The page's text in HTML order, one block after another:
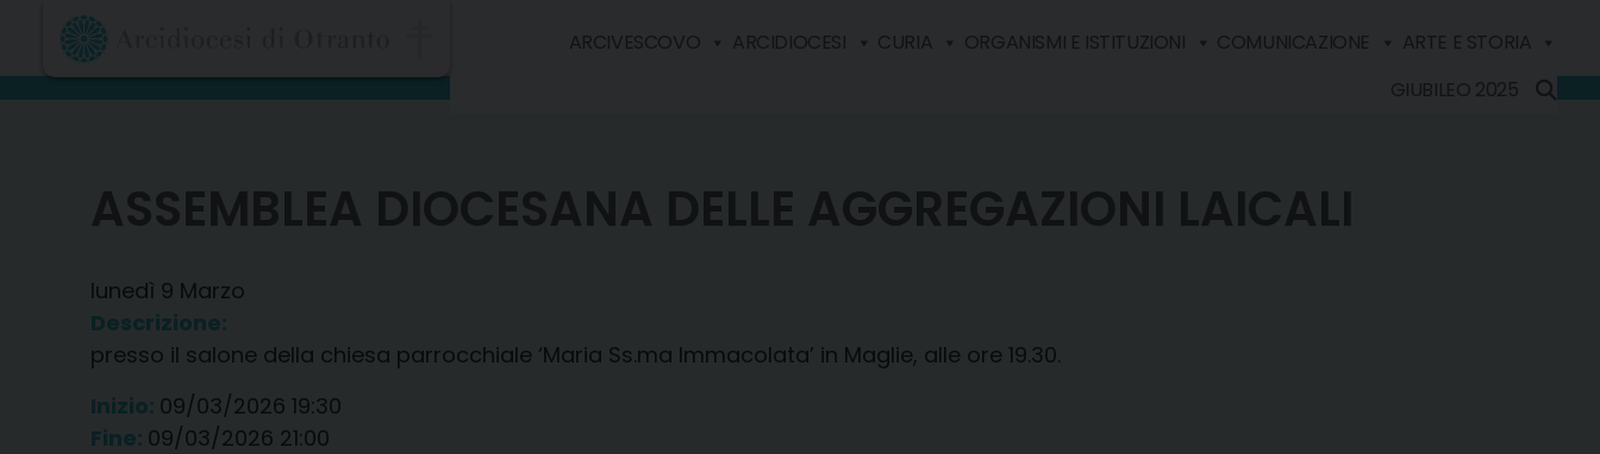
content
ARCIVESCOVO ARCIDIOCESI CURIA ORGANISMI E ISTITUZIONI COMUNICAZIONE
ARTE E STORIA
GIUBILEO 2025
ASSEMBLEA DIOCESANA DELLE AGGREGAZIONI LAICALI
lunedì 9 Marzo
Descrizione:
presso il salone della chiesa parrocchiale ‘Maria Ss.ma Immacolata’ in Maglie, alle ore 19.30.
Inizio: 09/03/2026 19:30
Fine: 09/03/2026 21:00